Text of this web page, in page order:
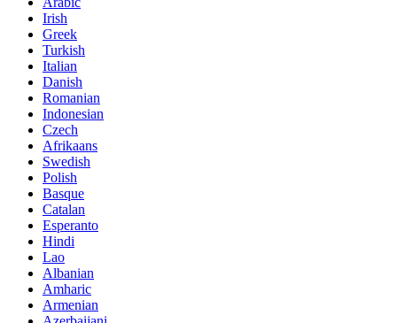
Irish
Greek
Turkish
Italian
Danish
Romanian
Indonesian
Czech
Afrikaans
Swedish
Polish
Basque
Catalan
Esperanto
Hindi
Lao
Albanian
Amharic
Armenian